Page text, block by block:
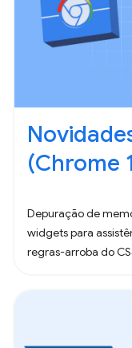
(Chrome
Depuração de
widgets para
regras-arroba do